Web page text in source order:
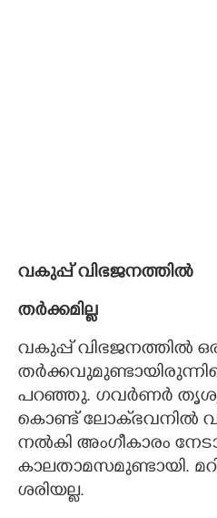
വകുപ്പ് വിഭജനത്തിൽ
തർക്കമില്ല
വകുപ്പ് വിഭജനത്തിൽ
പറഞ്ഞു. ഗവർണർ
കൊണ്ട് ലോക്‌‌ഭവനിൽ
നൽകി അംഗീകാരം
കാലതാമസമുണ്ടായി.
ശരിയല്ല.